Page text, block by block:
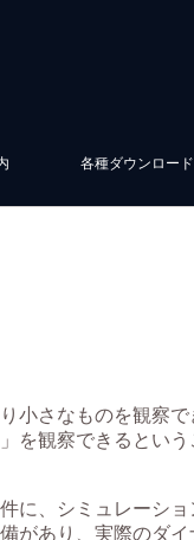
各種ダウンロード